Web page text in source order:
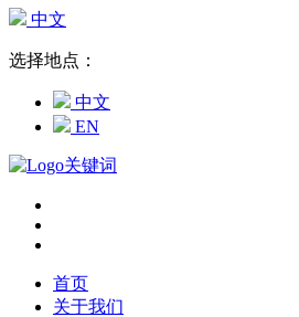
中文
选择地点：
中文
EN
首页
关于我们